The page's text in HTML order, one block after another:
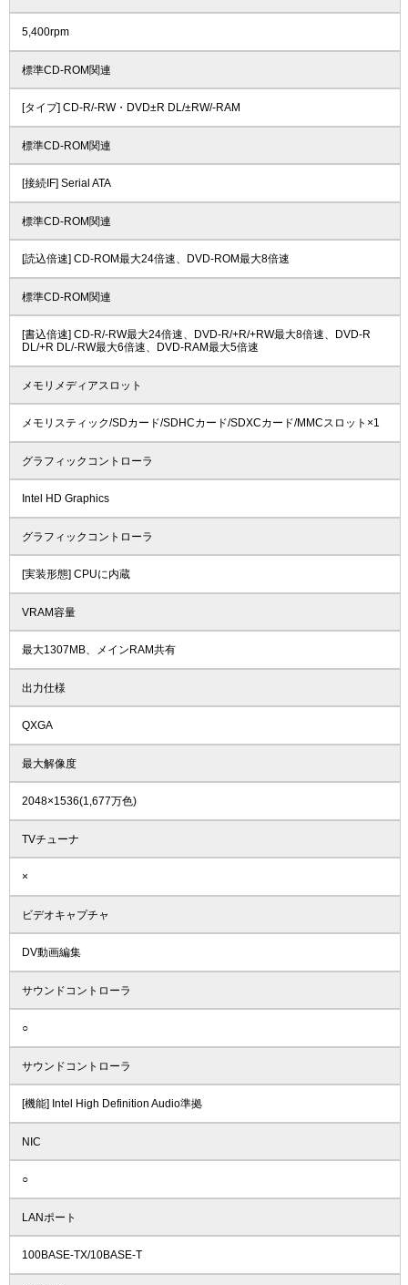
5,400rpm
標準CD-ROM関連
[タイプ] CD-R/-RW・DVD±R DL/±RW/-RAM
標準CD-ROM関連
[接続IF] Serial ATA
標準CD-ROM関連
[読込倍速] CD-ROM最大24倍速、DVD-ROM最大8倍速
標準CD-ROM関連
[書込倍速] CD-R/-RW最大24倍速、DVD-R/+R/+RW最大8倍速、DVD-R
DL/+R DL/-RW最大6倍速、DVD-RAM最大5倍速
メモリメディアスロット
メモリスティック/SDカード/SDHCカード/SDXCカード/MMCスロット×1
グラフィックコントローラ
Intel HD Graphics
グラフィックコントローラ
[実装形態] CPUに内蔵
VRAM容量
最大1307MB、メインRAM共有
出力仕様
QXGA
最大解像度
2048×1536(1,677万色)
TVチューナ
×
ビデオキャプチャ
DV動画編集
サウンドコントローラ
○
サウンドコントローラ
[機能] Intel High Definition Audio準拠
NIC
○
LANポート
100BASE-TX/10BASE-T